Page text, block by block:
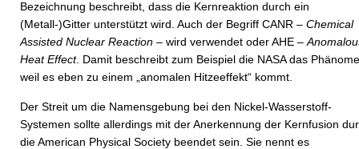
Bezeichnung beschreibt, dass die Kernreaktion durch ein
(Metall-)Gitter unterstützt wird. Auch der Begriff CANR – Chemical
Assisted Nuclear Reaction – wird verwendet oder AHE –
Heat Effect. Damit beschreibt zum Beispiel die NASA das
weil es eben zu einem „anomalen Hitzeeffekt“ kommt.
Der Streit um die Namensgebung bei den Nickel-Wasserstoff-
Systemen sollte allerdings mit der Anerkennung der Kernfusion
die American Physical Society beendet sein. Sie nennt es